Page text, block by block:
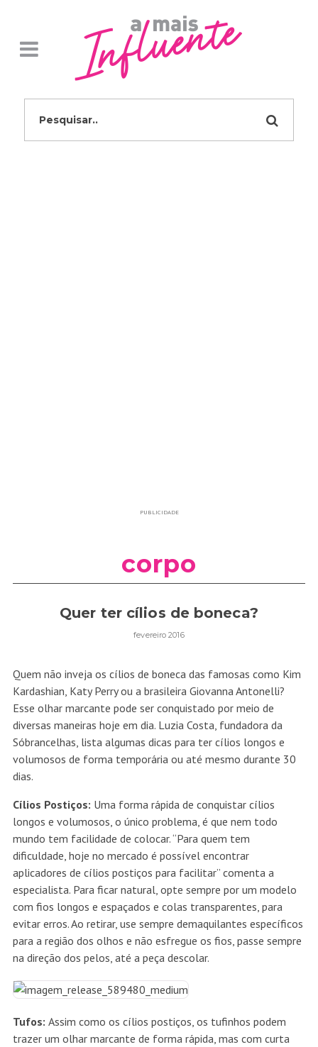
PUBLICIDADE
corpo
Quer ter cílios de boneca?
fevereiro 2016
Quem não inveja os cílios de boneca das famosas como Kim
Kardashian, Katy Perry ou a brasileira Giovanna Antonelli?
Esse olhar marcante pode ser conquistado por meio de
diversas maneiras hoje em dia. Luzia Costa, fundadora da
Sóbrancelhas, lista algumas dicas para ter cílios longos e
volumosos de forma temporária ou até mesmo durante 30
dias.
Cílios Postiços: Uma forma rápida de conquistar cílios
longos e volumosos, o único problema, é que nem todo
mundo tem facilidade de colocar. “Para quem tem
dificuldade, hoje no mercado é possível encontrar
aplicadores de cílios postiços para facilitar” comenta a
especialista. Para ficar natural, opte sempre por um modelo
com fios longos e espaçados e colas transparentes, para
evitar erros. Ao retirar, use sempre demaquilantes específicos
para a região dos olhos e não esfregue os fios, passe sempre
na direção dos pelos, até a peça descolar.
Tufos: Assim como os cílios postiços, os tufinhos podem
trazer um olhar marcante de forma rápida, mas com curta